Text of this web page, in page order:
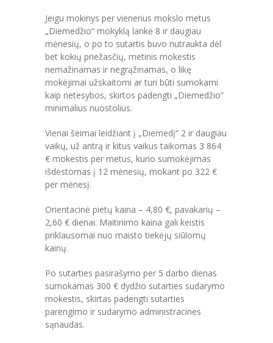
-- MOKINIO DIENA
-- MOKYKLOS APLINKA
-- MAITINIMAS
-- MOKYMOSI PASIEKIMAI
-- DOKUMENTAI
-- KAINA
PARAMA
KONTAKTAI
EN
Jeigu mokinys per vienerius mokslo metus
„Diemedžio“ mokyklą lankė 8 ir daugiau
mėnesių, o po to sutartis buvo nutraukta dėl
bet kokių priežasčių, metinis mokestis
nemažinamas ir negrąžinamas, o likę
mokėjimai užskaitomi ar turi būti sumokami
kaip netesybos, skirtos padengti „Diemedžio“
minimalius nuostolius.
Vienai šeimai leidžiant į „Diemedį“ 2 ir daugiau
vaikų, už antrą ir kitus vaikus taikomas 3 864
€ mokestis per metus, kurio sumokėjimas
išdėstomas į 12 mėnesių, mokant po 322 €
per mėnesį.
Orientacinė pietų kaina – 4,80 €, pavakarių –
2,60 € dienai. Maitinimo kaina gali keistis
priklausomai nuo maisto tiekėjų siūlomų
kainų.
Po sutarties pasirašymo per 5 darbo dienas
sumokamas 300 € dydžio sutarties sudarymo
mokestis, skirtas padengti sutarties
parengimo ir sudarymo administracines
sąnaudas.